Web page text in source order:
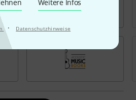
Weitere Infos
· Datenschutzhinweise